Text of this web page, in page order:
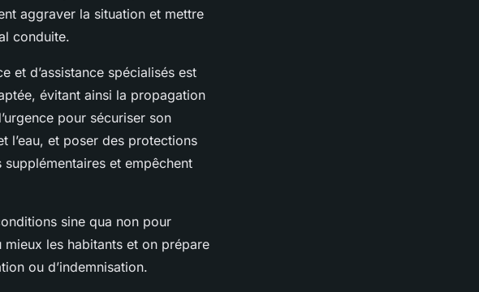
aggraver la situation et mettre
conduite.
et d’assistance spécialisés est
évitant ainsi la propagation
pour sécuriser son
l’eau, et poser des protections
et empêchent
sine qua non pour
les habitants et on prépare
ou d’indemnisation.